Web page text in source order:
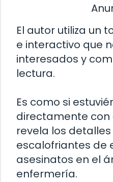
El autor utiliza un
e interactivo que
interesados y
lectura.
Es como si
directamente con
revela los
escalofriantes de
asesinatos en el
enfermería.